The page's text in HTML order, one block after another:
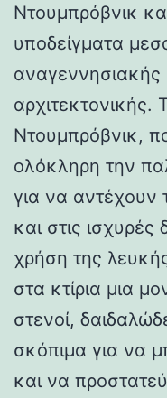
Ντουμπρόβνικ
υποδείγματα
αναγεννησιακής
αρχιτεκτονικής.
Ντουμπρόβνικ,
ολόκληρη την
για να αντέχουν
και στις
χρήση της
στα κτίρια μια
στενοί,
σκόπιμα για να
και να